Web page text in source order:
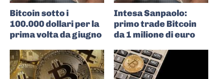
Bitcoin sotto i
100.000 dollari per la
prima volta da giugno
Intesa Sanpaolo:
primo trade Bitcoin
da 1 milione di euro